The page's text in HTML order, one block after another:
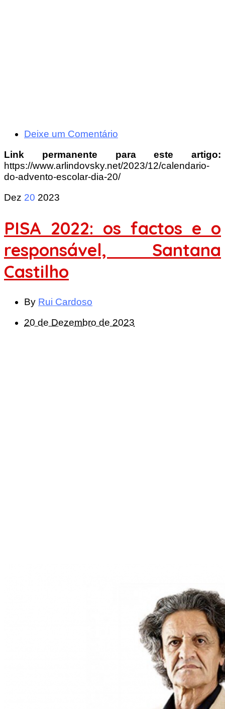
Deixe um Comentário
Link permanente para este artigo:
https://www.arlindovsky.net/2023/12/calendario-
do-advento-escolar-dia-20/
Dez 20 2023
PISA 2022: os factos e o
responsável, Santana
Castilho
By Rui Cardoso
20 de Dezembro de 2023